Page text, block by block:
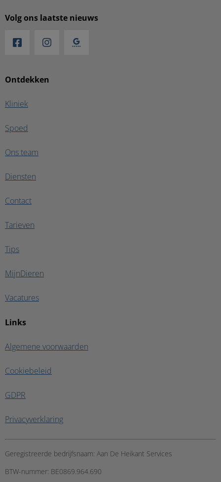
Ontdekken
Kliniek
Spoed
Ons team
Diensten
Contact
Tarieven
Tips
MijnDieren
Vacatures
Links
Algemene voorwaarden
Cookiebeleid
GDPR
Privacyverklaring
Volg ons laatste nieuws
Geregistreerde bedrijfsnaam: Aan De Heikant Services
BTW-nummer: BE0869.964.690